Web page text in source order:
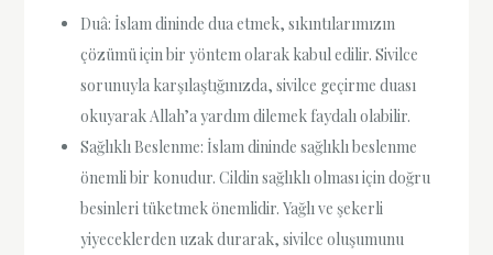
Duâ: İslam dininde dua etmek, sıkıntılarımızın
çözümü için bir yöntem olarak kabul edilir. Sivilce
sorunuyla karşılaştığınızda, sivilce geçirme duası
okuyarak Allah’a yardım dilemek faydalı olabilir.
Sağlıklı Beslenme: İslam dininde sağlıklı beslenme
önemli bir konudur. Cildin sağlıklı olması için doğru
besinleri tüketmek önemlidir. Yağlı ve şekerli
yiyeceklerden uzak durarak, sivilce oluşumunu